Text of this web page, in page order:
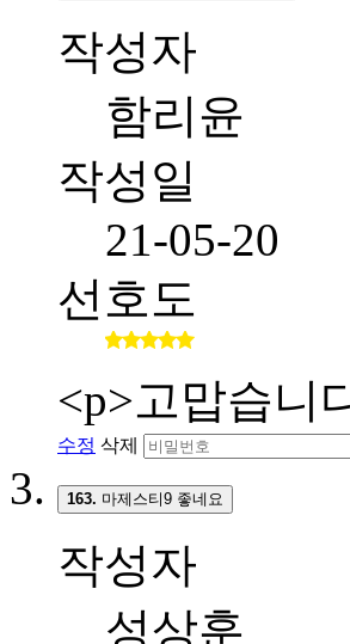
작성자
함리윤
작성일
21-05-20
선호도
<p>고맙습니
수정 삭제
163. 마제스티9 좋네요
작성자
성상훈